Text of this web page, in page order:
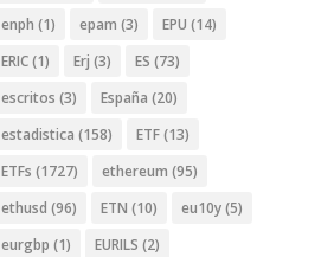
enph (1) epam (3) EPU (14)
ERIC(1) Erj (3) ES (73)
escritos (3) España (20)
estadistica (158) ETF(13)
ETFs (1727) ethereum (95)
ethusd (96) ETN (10) eu10y(5)
eurgbp (1) EURILS (2)